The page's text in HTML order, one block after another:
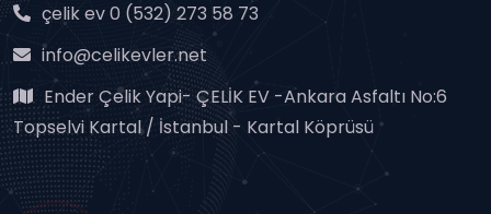
çelik ev 0 (532) 273 58 73
info@celikevler.net
Ender Çelik Yapi- ÇELİK EV -Ankara Asfaltı No:6
Topselvi Kartal / İstanbul - Kartal Köprüsü